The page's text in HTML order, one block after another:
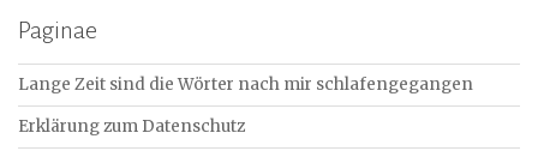
Paginae
Lange Zeit sind die Wörter nach mir schlafengegangen
Erklärung zum Datenschutz